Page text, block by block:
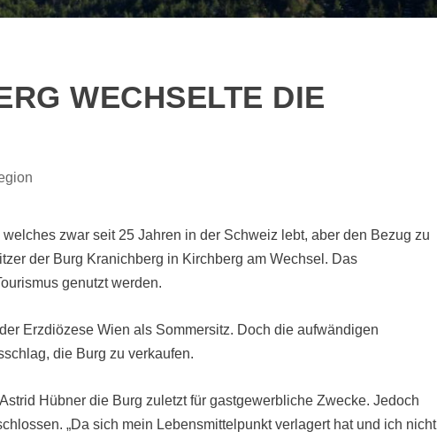
WECHSELTE DIE
zwar seit 25 Jahren in der Schweiz lebt, aber den Bezug zu
der Burg Kranichberg in Kirchberg am Wechsel. Das
genutzt werden.
Erzdiözese Wien als Sommersitz. Doch die aufwändigen
die Burg zu verkaufen.
Hübner die Burg zuletzt für gastgewerbliche Zwecke. Jedoch
„Da sich mein Lebensmittelpunkt verlagert hat und ich nicht